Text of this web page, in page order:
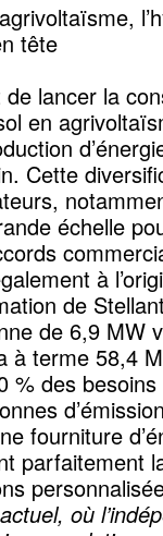
tête
lancer la
en
Cette
échelle
à
de
de 6,9 MW
terme 58,4
% des
fourniture
parfaitement
où